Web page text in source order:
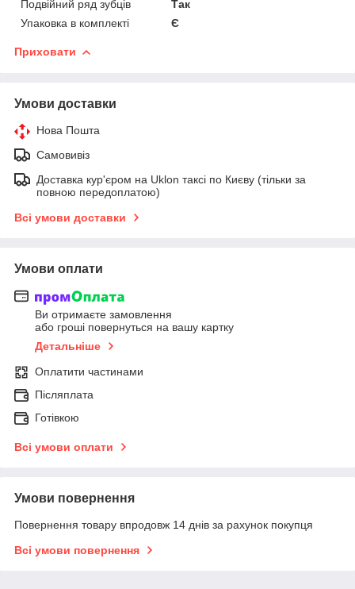
Подвійний ряд зубців
Так
Упаковка в комплекті
Є
Приховати
Умови доставки
Нова Пошта
Самовивіз
Доставка кур'єром на Uklon таксі по Києву (тільки за
повною передоплатою)
Всі умови доставки
Умови оплати
Ви отримаєте замовлення
або гроші повернуться на вашу картку
Детальніше
Оплатити частинами
Післяплата
Готівкою
Всі умови оплати
Умови повернення
Повернення товару впродовж 14 днів за рахунок покупця
Всі умови повернення